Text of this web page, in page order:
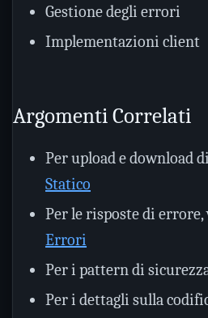
Gestione degli errori
Implementazioni client
Argomenti Correlati
Per upload e download
Statico
Per le risposte di errore,
Errori
Per i pattern di
Per i dettagli sulla